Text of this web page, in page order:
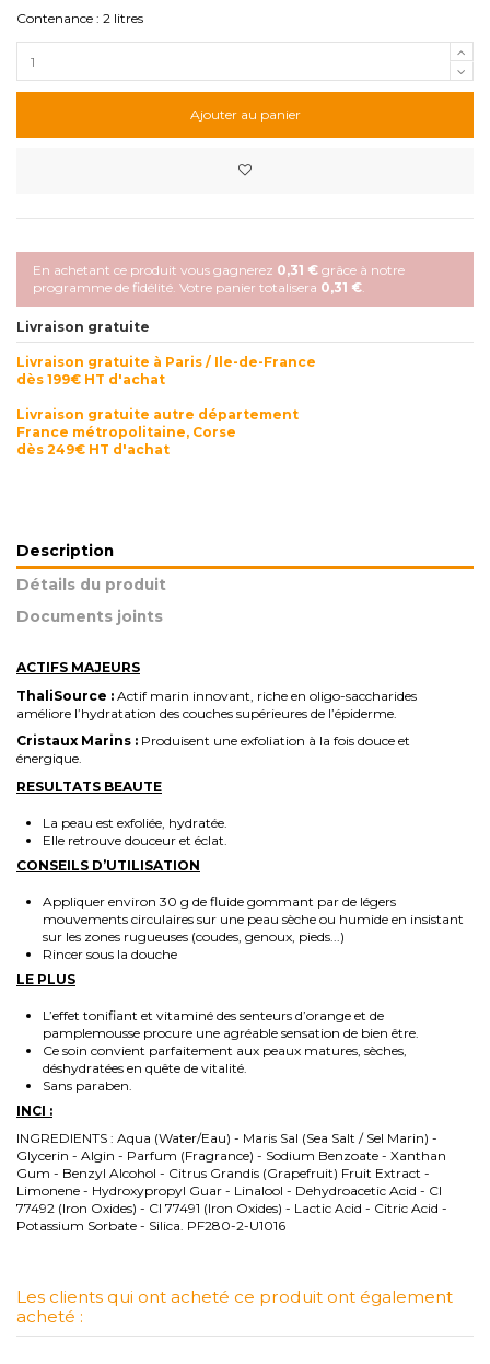
Contenance : 2 litres
Ajouter au panier
En achetant ce produit vous gagnerez 0,31 € grâce à notre
programme de fidélité. Votre panier totalisera 0,31 €.
Livraison gratuite
Livraison gratuite à Paris / Ile-de-France
dès 199€ HT d'achat
Livraison gratuite autre département
France métropolitaine, Corse
dès 249€ HT d'achat
Description
Détails du produit
Documents joints
ACTIFS MAJEURS
ThaliSource : Actif marin innovant, riche en oligo-saccharides
améliore l’hydratation des couches supérieures de l’épiderme.
Cristaux Marins : Produisent une exfoliation à la fois douce et
énergique.
RESULTATS BEAUTE
La peau est exfoliée, hydratée.
Elle retrouve douceur et éclat.
CONSEILS D’UTILISATION
Appliquer environ 30 g de fluide gommant par de légers
mouvements circulaires sur une peau sèche ou humide en insistant
sur les zones rugueuses (coudes, genoux, pieds...)
Rincer sous la douche
LE PLUS
L’effet tonifiant et vitaminé des senteurs d’orange et de
pamplemousse procure une agréable sensation de bien être.
Ce soin convient parfaitement aux peaux matures, sèches,
déshydratées en quête de vitalité.
Sans paraben.
INCI :
INGREDIENTS : Aqua (Water/Eau) - Maris Sal (Sea Salt / Sel Marin) -
Glycerin - Algin - Parfum (Fragrance) - Sodium Benzoate - Xanthan
Gum - Benzyl Alcohol - Citrus Grandis (Grapefruit) Fruit Extract -
Limonene - Hydroxypropyl Guar - Linalool - Dehydroacetic Acid - CI
77492 (Iron Oxides) - CI 77491 (Iron Oxides) - Lactic Acid - Citric Acid -
Potassium Sorbate - Silica. PF280-2-U1016
Les clients qui ont acheté ce produit ont également
acheté :